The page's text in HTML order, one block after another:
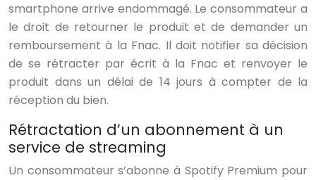
smartphone arrive endommagé. Le consommateur a
le droit de retourner le produit et de demander un
remboursement à la Fnac. Il doit notifier sa décision
de se rétracter par écrit à la Fnac et renvoyer le
produit dans un délai de 14 jours à compter de la
réception du bien.
Rétractation d’un abonnement à un
service de streaming
Un consommateur s’abonne à Spotify Premium pour